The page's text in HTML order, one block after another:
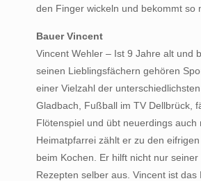
den Finger wickeln und bekommt so
Bauer Vincent
Vincent Wehler – Ist 9 Jahre alt und
seinen Lieblingsfächern gehören
einer Vielzahl der
Gladbach, Fußball im TV Dellbrück,
Flötenspiel und übt neuerdings
Heimatpfarrei zählt er zu den
beim Kochen. Er hilft nicht nur
Rezepten selber aus. Vincent ist